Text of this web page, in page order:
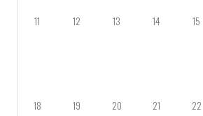
11 12 13 14 15
18 19 20 21 22